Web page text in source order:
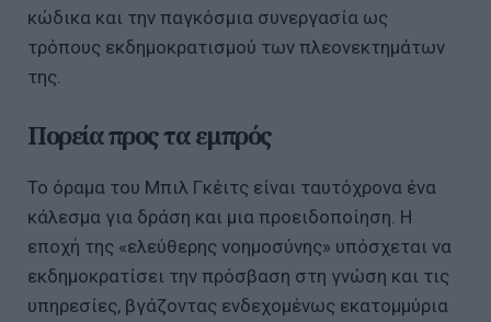
κώδικα και την παγκόσμια συνεργασία ως
τρόπους εκδημοκρατισμού των πλεονεκτημάτων
της.
Πορεία προς τα εμπρός
Το όραμα του Μπιλ Γκέιτς είναι ταυτόχρονα ένα
κάλεσμα για δράση και μια προειδοποίηση. Η
εποχή της «ελεύθερης νοημοσύνης» υπόσχεται να
εκδημοκρατίσει την πρόσβαση στη γνώση και τις
υπηρεσίες, βγάζοντας ενδεχομένως εκατομμύρια